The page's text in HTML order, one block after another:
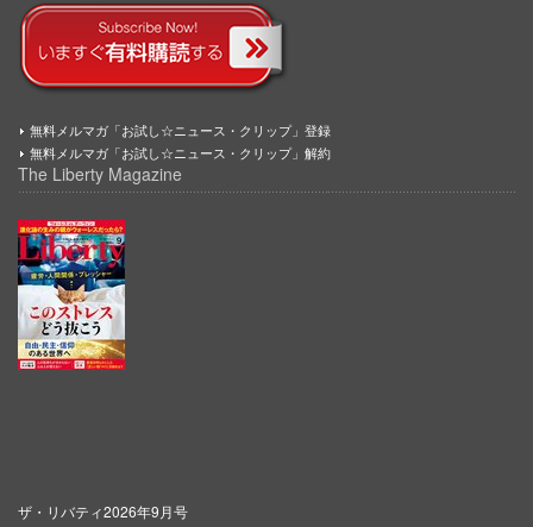
無料メルマガ「お試し☆ニュース・クリップ」登録
無料メルマガ「お試し☆ニュース・クリップ」解約
The Liberty Magazine
ザ・リバティ2026年9月号